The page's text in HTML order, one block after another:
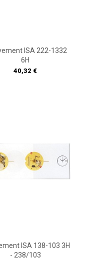
ISA 222-1332
6H
Prix
40,32 €
ISA 138-103 3H
- 238/103